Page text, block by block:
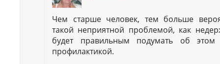
Чем старше человек, тем больше
такой неприятной проблемой, как
будет правильным подумать об этом
профилактикой.